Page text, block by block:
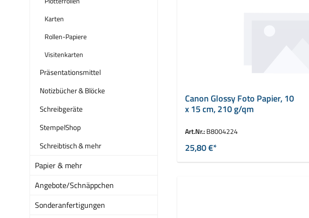
Karten
Rollen-Papiere
Visitenkarten
Präsentationsmittel
Notizbücher & Blöcke
Schreibgeräte
StempelShop
Schreibtisch & mehr
Papier & mehr
Angebote/Schnäppchen
Sonderanfertigungen
Canon Glossy Foto Papier, 10
x 15 cm, 210 g/qm
Art.Nr.:B8004224
25,80 €*